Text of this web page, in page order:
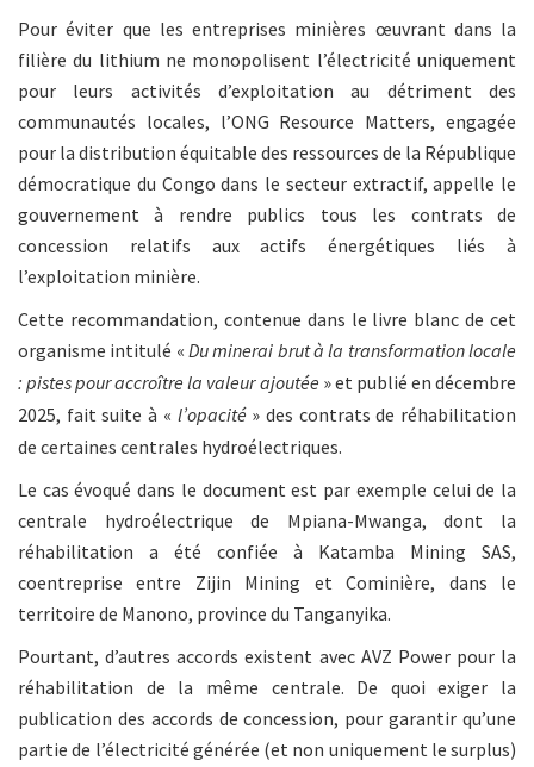
Pour éviter que les entreprises minières œuvrant dans la
filière du lithium ne monopolisent l’électricité uniquement
pour leurs activités d’exploitation au détriment des
communautés locales, l’ONG Resource Matters, engagée
pour la distribution équitable des ressources de la République
démocratique du Congo dans le secteur extractif, appelle le
gouvernement à rendre publics tous les contrats de
concession relatifs aux actifs énergétiques liés à
l’exploitation minière.
Cette recommandation, contenue dans le livre blanc de cet
organisme intitulé « Du minerai brut à la transformation locale
: pistes pour accroître la valeur ajoutée » et publié en décembre
2025, fait suite à « l’opacité» des contrats de réhabilitation
de certaines centrales hydroélectriques.
Le cas évoqué dans le document est par exemple celui de la
centrale hydroélectrique de Mpiana-Mwanga, dont la
réhabilitation a été confiée à Katamba Mining SAS,
coentreprise entre Zijin Mining et Cominière, dans le
territoire de Manono, province du Tanganyika.
Pourtant, d’autres accords existent avec AVZ Power pour la
réhabilitation de la même centrale. De quoi exiger la
publication des accords de concession, pour garantir qu’une
partie de l’électricité générée (et non uniquement le surplus)